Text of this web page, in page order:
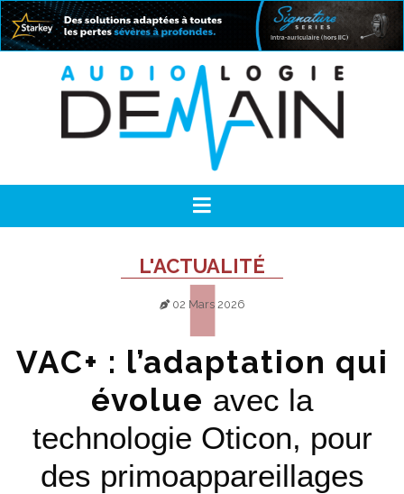
L'ACTUALITÉ
02 Mars 2026
VAC+ : l’adaptation qui
évolue avec la
technologie Oticon, pour
des primoappareillages